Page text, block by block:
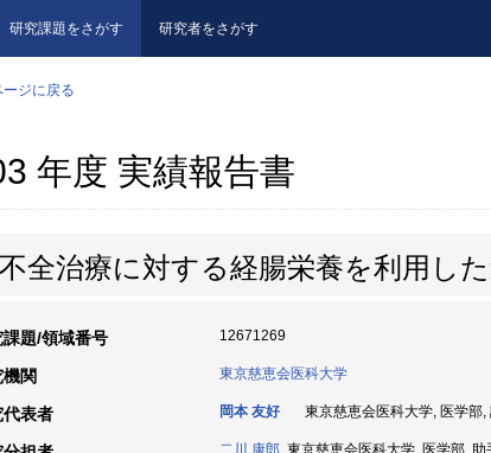
研究課題をさがす 研究者をさがす
ジに戻る
年度 実績報告書
全治療に対する経腸栄養を利用し
課題/領域番号 12671269
関 東京慈恵会医科大学
代表者 岡本 友好 東京慈恵会医科大学, 医学部
二川 康郎 東京慈恵会医科大学, 医学部,